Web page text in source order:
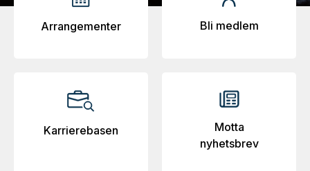
Arrangementer Bli medlem
Karrierebasen
Motta
nyhetsbrev